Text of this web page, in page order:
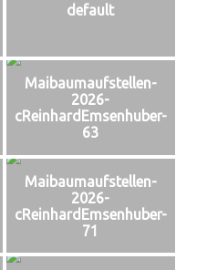
default
Maibaumaufstellen-
2026-
cReinhardEmsenhuber-
63
Maibaumaufstellen-
2026-
cReinhardEmsenhuber-
71